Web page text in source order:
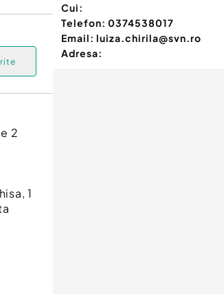
2
1
Cui:
Telefon: 0374538017
Email: luiza.chirila@svn.ro
Adresa: